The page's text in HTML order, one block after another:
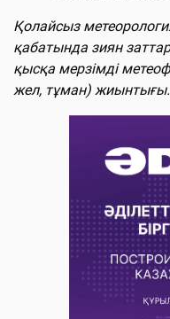
Қолайсыз
қабатында зиян
қысқа мерзімді
жел, тұман) жиынтығы.